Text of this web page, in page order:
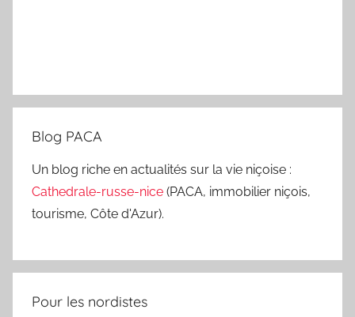
Blog PACA
Un blog riche en actualités sur la vie niçoise :
Cathedrale-russe-nice (PACA, immobilier niçois,
tourisme, Côte d'Azur).
Pour les nordistes